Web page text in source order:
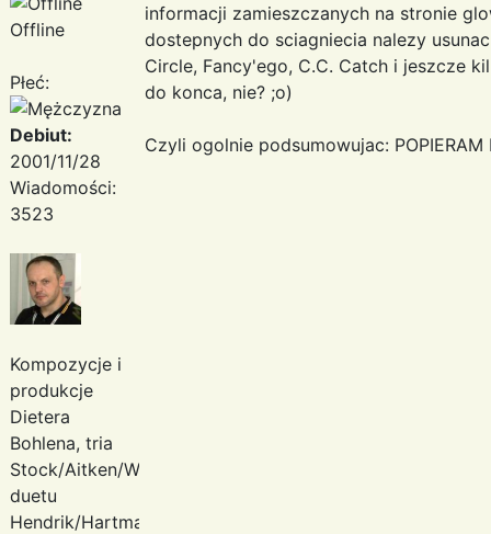
Offline
Płeć:
Debiut:
2001/11/28
Wiadomości:
3523
Kompozycje i
produkcje
Dietera
Bohlena, tria
Stock/Aitken/Waterman,
duetu
Hendrik/Hartmann
informacji zamieszczanych na stronie
dostepnych do sciagniecia nalezy
Circle, Fancy'ego, C.C. Catch i jeszcze
do konca, nie? ;o)
Czyli ogolnie podsumowujac: POPIERAM